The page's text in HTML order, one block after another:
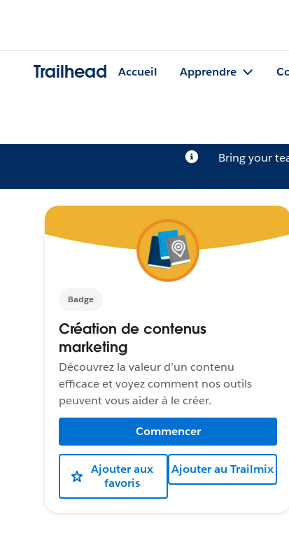
Trailhead Accueil Apprendre
Bring your
Badge
Création de contenus
marketing
Découvrez la valeur d’un contenu
efficace et voyez comment nos outils
peuvent vous aider à le créer.
Commencer
Ajouter aux
favoris
Ajouter au Trailmix